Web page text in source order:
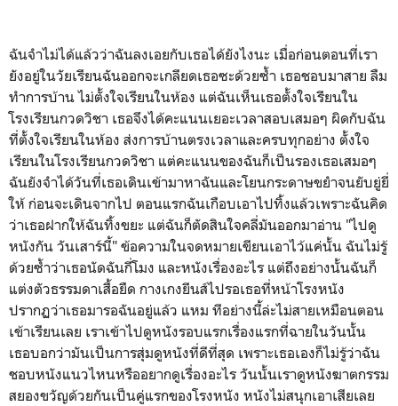
ฉันจำไม่ได้แล้วว่าฉันลงเอยกับเธอได้ยังไงนะ เมื่อก่อนตอนที่เรา
ยังอยู่ในวัยเรียนฉันออกจะเกลียดเธอซะด้วยซ้ำ เธอชอบมาสาย ลืม
ทำการบ้าน ไม่ตั้งใจเรียนในห้อง แต่ฉันเห็นเธอตั้งใจเรียนใน
โรงเรียนกวดวิชา เธอจึงได้คะแนนเยอะเวลาสอบเสมอๆ ผิดกับฉัน
ที่ตั้งใจเรียนในห้อง ส่งการบ้านตรงเวลาและครบทุกอย่าง ตั้งใจ
เรียนในโรงเรียนกวดวิชา แต่คะแนนของฉันก็เป็นรองเธอเสมอๆ
ฉันยังจำได้วันที่เธอเดินเข้ามาหาฉันและโยนกระดาษขยำจนยับยู่ยี่
ให้ ก่อนจะเดินจากไป ตอนแรกฉันเกือบเอาไปทิ้งแล้วเพราะฉันคิด
ว่าเธอฝากให้ฉันทิ้งขยะ แต่ฉันก็ตัดสินใจคลี่มันออกมาอ่าน "ไปดู
หนังกัน วันเสาร์นี้" ข้อความในจดหมายเขียนเอาไว้แค่นั้น ฉันไม่รู้
ด้วยซ้ำว่าเธอนัดฉันกี่โมง และหนังเรื่องอะไร แต่ถึงอย่างนั้นฉันก็
แต่งตัวธรรมดาเสื้อยืด กางเกงยีนส์ไปรอเธอที่หน้าโรงหนัง
ปรากฏว่าเธอมารอฉันอยู่แล้ว แหม ทีอย่างนี้ล่ะไม่สายเหมือนตอน
เข้าเรียนเลย เราเข้าไปดูหนังรอบแรกเรื่องแรกที่ฉายในวันนั้น
เธอบอกว่ามันเป็นการสุ่มดูหนังที่ดีที่สุด เพราะเธอเองก็ไม่รู้ว่าฉัน
ชอบหนังแนวไหนหรืออยากดูเรื่องอะไร วันนั้นเราดูหนังฆาตกรรม
สยองขวัญด้วยกันเป็นคู่แรกของโรงหนัง หนังไม่สนุกเอาเสียเลย